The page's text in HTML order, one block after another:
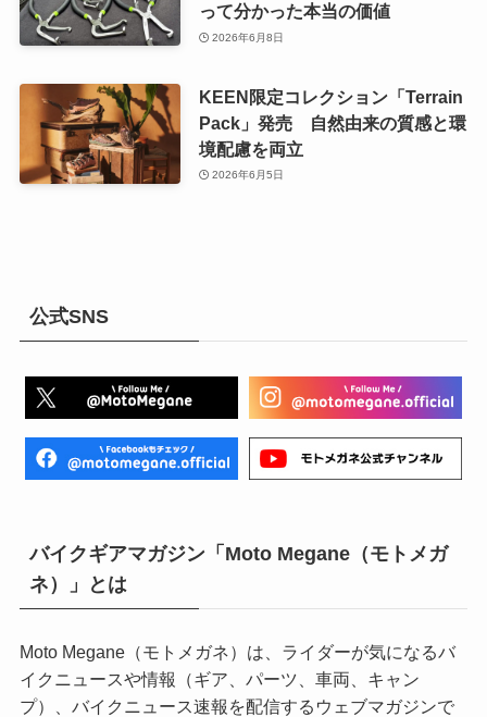
って分かった本当の価値
2026年6月8日
KEEN限定コレクション「Terrain
Pack」発売 自然由来の質感と環
境配慮を両立
2026年6月5日
公式SNS
バイクギアマガジン「Moto Megane（モトメガ
ネ）」とは
Moto Megane（モトメガネ）は、ライダーが気になるバ
イクニュースや情報（ギア、パーツ、車両、キャン
プ）、バイクニュース速報を配信するウェブマガジンで